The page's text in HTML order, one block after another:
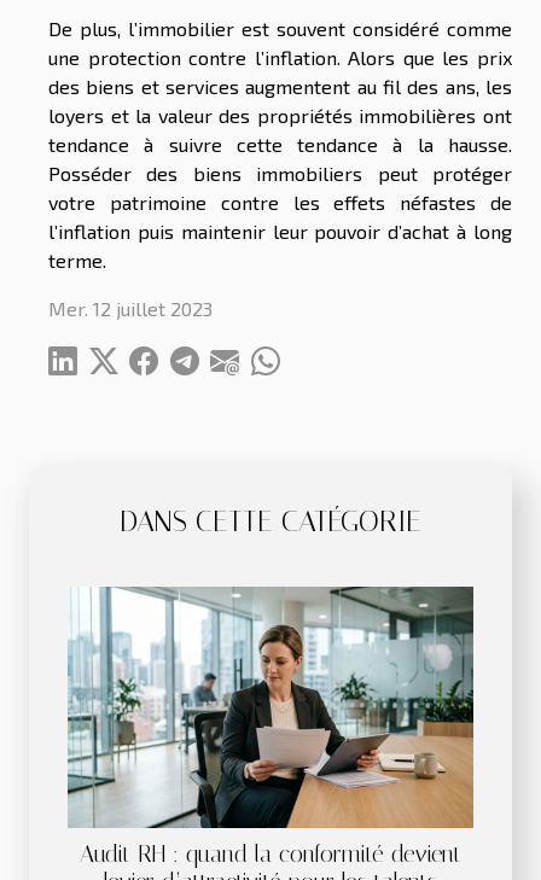
DANS CETTE CATÉGORIE
Audit RH : quand la conformité devient
De plus, l’immobilier est souvent considéré comme
une protection contre l’inflation. Alors que les prix
des biens et services augmentent au fil des ans, les
loyers et la valeur des propriétés immobilières ont
tendance à suivre cette tendance à la hausse.
Posséder des biens immobiliers peut protéger
votre patrimoine contre les effets néfastes de
l’inflation puis maintenir leur pouvoir d’achat à long
terme.
Mer. 12 juillet 2023